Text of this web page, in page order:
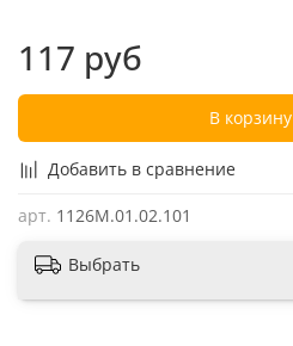
Добавить в сравнение
арт. 1126М.01.02.101
117 руб
В корзину
Выбрать